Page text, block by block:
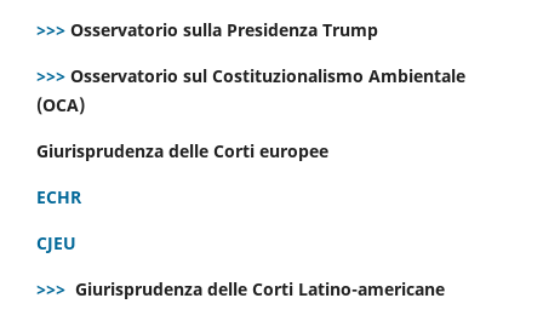
>>> Osservatorio sulla Presidenza Trump
>>> Osservatorio sul Costituzionalismo Ambientale
(OCA)
Giurisprudenza delle Corti europee
ECHR
CJEU
>>> Giurisprudenza delle Corti Latino-americane